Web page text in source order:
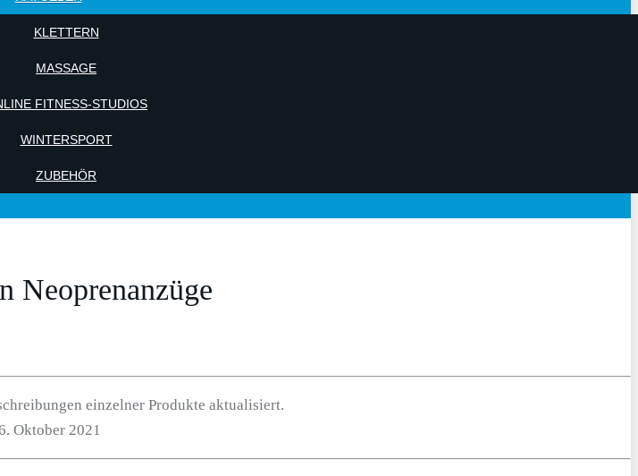
KLETTERN
MASSAGE
FITNESS-STUDIOS
WINTERSPORT
ZUBEHÖR
Neoprenanzüge
einzelner Produkte aktualisiert.
Oktober 2021